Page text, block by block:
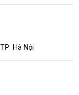
Hà Nội